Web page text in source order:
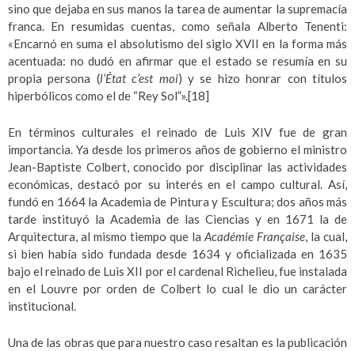
sino que dejaba en sus manos la tarea de aumentar la supremacía
franca. En resumidas cuentas, como señala Alberto Tenenti:
«Encarnó en suma el absolutismo del siglo XVII en la forma más
acentuada: no dudó en afirmar que el estado se resumía en su
propia persona (l’État c’est moi) y se hizo honrar con títulos
hiperbólicos como el de “Rey Sol”».[18]
En términos culturales el reinado de Luis XIV fue de gran
importancia. Ya desde los primeros años de gobierno el ministro
Jean-Baptiste Colbert, conocido por disciplinar las actividades
económicas, destacó por su interés en el campo cultural. Así,
fundó en 1664 la Academia de Pintura y Escultura; dos años más
tarde instituyó la Academia de las Ciencias y en 1671 la de
Arquitectura, al mismo tiempo que la Académie Française, la cual,
si bien había sido fundada desde 1634 y oficializada en 1635
bajo el reinado de Luis XII por el cardenal Richelieu, fue instalada
en el Louvre por orden de Colbert lo cual le dio un carácter
institucional.
Una de las obras que para nuestro caso resaltan es la publicación